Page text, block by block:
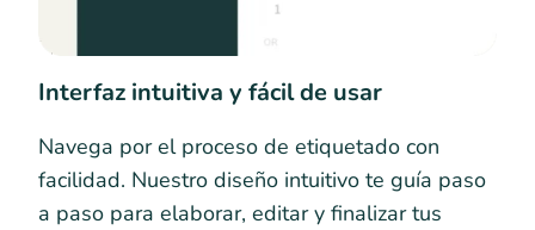
Interfaz intuitiva y fácil de usar
Navega por el proceso de etiquetado con
facilidad. Nuestro diseño intuitivo te guía paso
a paso para elaborar, editar y finalizar tus